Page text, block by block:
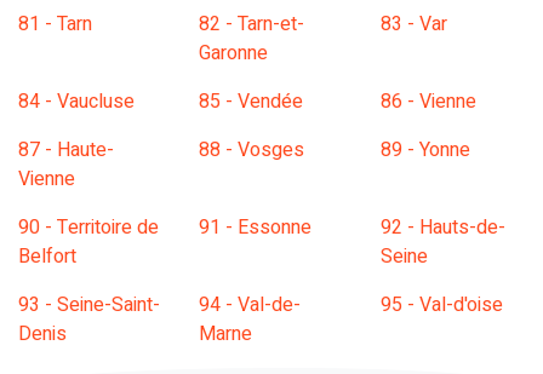
81 - Tarn
82 - Tarn-et-
Garonne
83 - Var
84 - Vaucluse 85 - Vendée
86 - Vienne
87 - Haute-
Vienne
88 - Vosges 89 - Yonne
90 - Territoire de
Belfort
91 - Essonne
92 - Hauts-de-
Seine
93 - Seine-Saint-
Denis
94 - Val-de-
Marne
95 - Val-d'oise